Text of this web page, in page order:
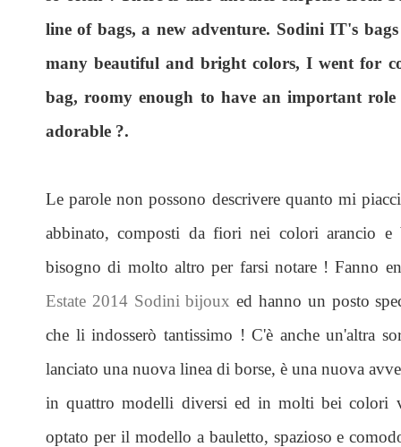
line of bags, a new adventure. Sodini IT's
many beautiful and bright colors, I went for
bag, roomy enough to have an important
adorable ?.
Le parole non possono descrivere quanto mi
abbinato, composti da fiori nei colori arancio
bisogno di molto altro per farsi notare ! Fanno
Estate 2014 Sodini bijoux ed hanno un posto
che li indosserò tantissimo ! C'è anche un'altra
lanciato una nuova linea di borse, è una nuova
in quattro modelli diversi ed in molti bei colori
optato per il modello a bauletto, spazioso e